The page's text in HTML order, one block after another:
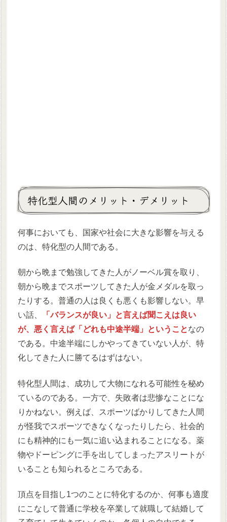
特化型人間のメリット・デメリット
何事においても、国家や社会に大きな影響を与える
のは、特化型の人間である。
朝から晩まで勉強してきた人がノーベル賞を取り、
朝から晩までスポーツしてきた人が金メダルを取っ
たりする。普通の人は良くも悪くも影響しない。早
い話、
「バランスが良い」と言えば聞こえは良い
が、悪く言えば「どれも中途半端」ということなの
である。中途半端にしかやってきていない人が、特
化してきた人に勝てるはずはない。
特化型人間は、成功して大物になれる可能性を秘め
ているのである。一方で、失敗者は悲惨なことにな
りかねない。例えば、スポーツばかりしてきた人間
が怪我でスポーツできなくなったりしたら、社会的
にも精神的にも一気に追い込まれることになる。薬
物やドーピングに手を出してしまったアスリートが
いることも知られるところである。
頂点を目指し1つのことに特化するのか、何事も適度
にこなして普通に学校を卒業して就職して結婚して